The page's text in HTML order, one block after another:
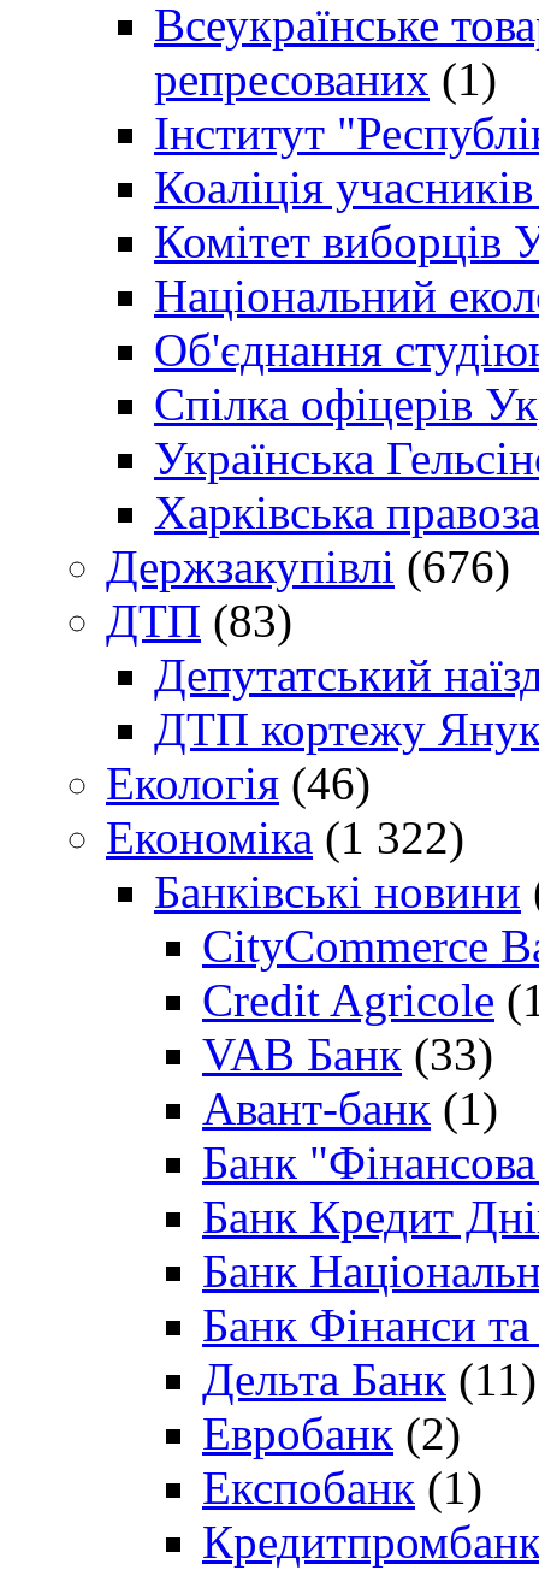
Всеукраїнське
репресованих (1)
Інститут
Коаліція
Комітет виборців
Національний
Об'єднання
Спілка офіцерів
Українська
Харківська
Держзакупівлі (676)
ДТП (83)
Депутатський
ДТП кортежу
Екологія (46)
Економіка (1 322)
Банківські новини
CityCommerce
Credit Agricole
VAB Банк (33)
Авант-банк (1)
Банк "Фінансова
Банк Кредит
Банк
Банк Фінанси
Дельта Банк (11)
Евробанк (2)
Експобанк (1)